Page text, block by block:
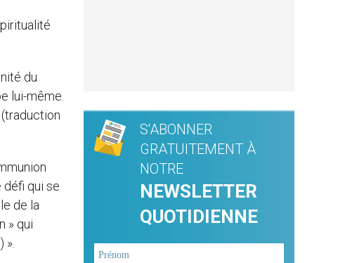
du
lui-même.
défi qui se
de la
» qui
».
S'ABONNER
GRATUITEMENT À
NOTRE
NEWSLETTER
QUOTIDIENNE